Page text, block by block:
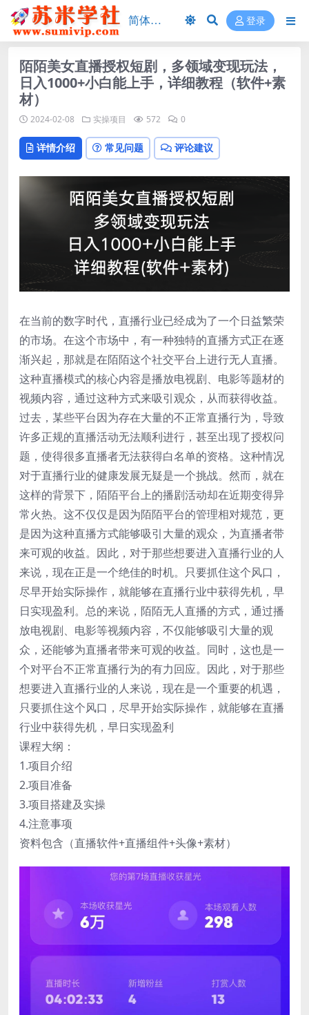
登录
陌陌美女直播授权短剧，多领域变现玩法，
日入1000+小白能上手，详细教程（软件+素
材）
2024-02-08 实操项目 572 0
详情介绍 常见问题 评论建议
在当前的数字时代，直播行业已经成为了一个日益繁荣
的市场。在这个市场中，有一种独特的直播方式正在逐
渐兴起，那就是在陌陌这个社交平台上进行无人直播。
这种直播模式的核心内容是播放电视剧、电影等题材的
视频内容，通过这种方式来吸引观众，从而获得收益。
过去，某些平台因为存在大量的不正常直播行为，导致
许多正规的直播活动无法顺利进行，甚至出现了授权问
题，使得很多直播者无法获得白名单的资格。这种情况
对于直播行业的健康发展无疑是一个挑战。然而，就在
这样的背景下，陌陌平台上的播剧活动却在近期变得异
常火热。这不仅仅是因为陌陌平台的管理相对规范，更
是因为这种直播方式能够吸引大量的观众，为直播者带
来可观的收益。因此，对于那些想要进入直播行业的人
来说，现在正是一个绝佳的时机。只要抓住这个风口，
尽早开始实际操作，就能够在直播行业中获得先机，早
日实现盈利。总的来说，陌陌无人直播的方式，通过播
放电视剧、电影等视频内容，不仅能够吸引大量的观
众，还能够为直播者带来可观的收益。同时，这也是一
个对平台不正常直播行为的有力回应。因此，对于那些
想要进入直播行业的人来说，现在是一个重要的机遇，
只要抓住这个风口，尽早开始实际操作，就能够在直播
行业中获得先机，早日实现盈利
课程大纲：
1.项目介绍
2.项目准备
3.项目搭建及实操
4.注意事项
资料包含（直播软件+直播组件+头像+素材）